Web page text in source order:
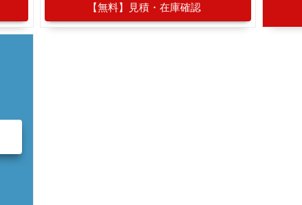
【無料】見積・在庫確認